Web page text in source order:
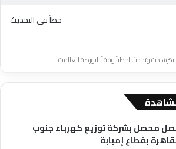
خطأ في التحديث
وتحدث لحظياً وفقاً للبورصة العالمية.
محصل بشركة توزيع كهرباء جنوب
بقطاع إمبابة